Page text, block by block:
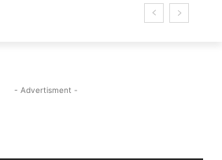
- Advertisment -